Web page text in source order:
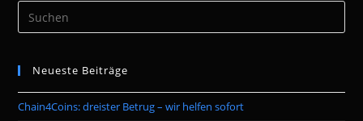
the
Neueste Beiträge
Chain4Coins: dreister Betrug – wir helfen sofort